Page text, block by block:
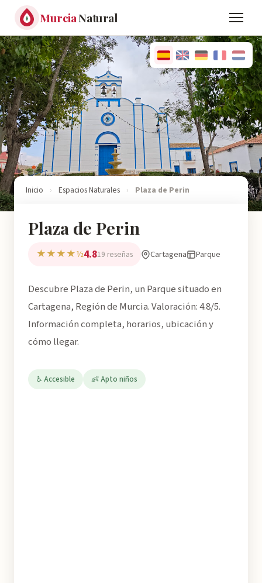
MurciaNatural
Inicio › Espacios Naturales › Plaza de Perin
Plaza de Perin
★★★★½4.819 reseñas Cartagena Parque
Descubre Plaza de Perin, un Parque situado en
Cartagena, Región de Murcia. Valoración: 4.8/5.
Información completa, horarios, ubicación y
cómo llegar.
♿ Accesible 👶 Apto niños